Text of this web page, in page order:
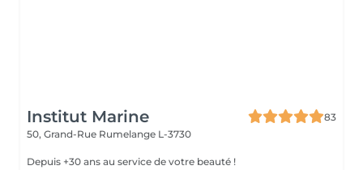
Institut Marine
83
50, Grand-Rue Rumelange L-3730
Depuis +30 ans au service de votre beauté !